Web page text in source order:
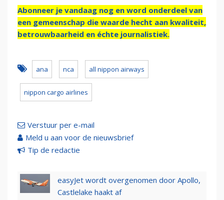
Abonneer je vandaag nog en word onderdeel van
een gemeenschap die waarde hecht aan kwaliteit,
betrouwbaarheid en échte journalistiek.
ana nca all nippon airways
nippon cargo airlines
Verstuur per e-mail
Meld u aan voor de nieuwsbrief
Tip de redactie
easyJet wordt overgenomen door Apollo,
Castlelake haakt af